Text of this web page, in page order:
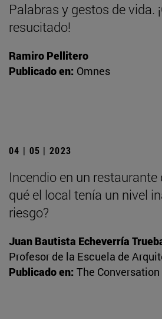
Palabras y gestos de vida.
resucitado!
Ramiro Pellitero
Publicado en: Omnes
04 | 05 | 2023
Incendio en un restaurante
qué el local tenía un nivel
riesgo?
Juan Bautista Echeverría
Profesor de la Escuela de
Publicado en: The Conversation